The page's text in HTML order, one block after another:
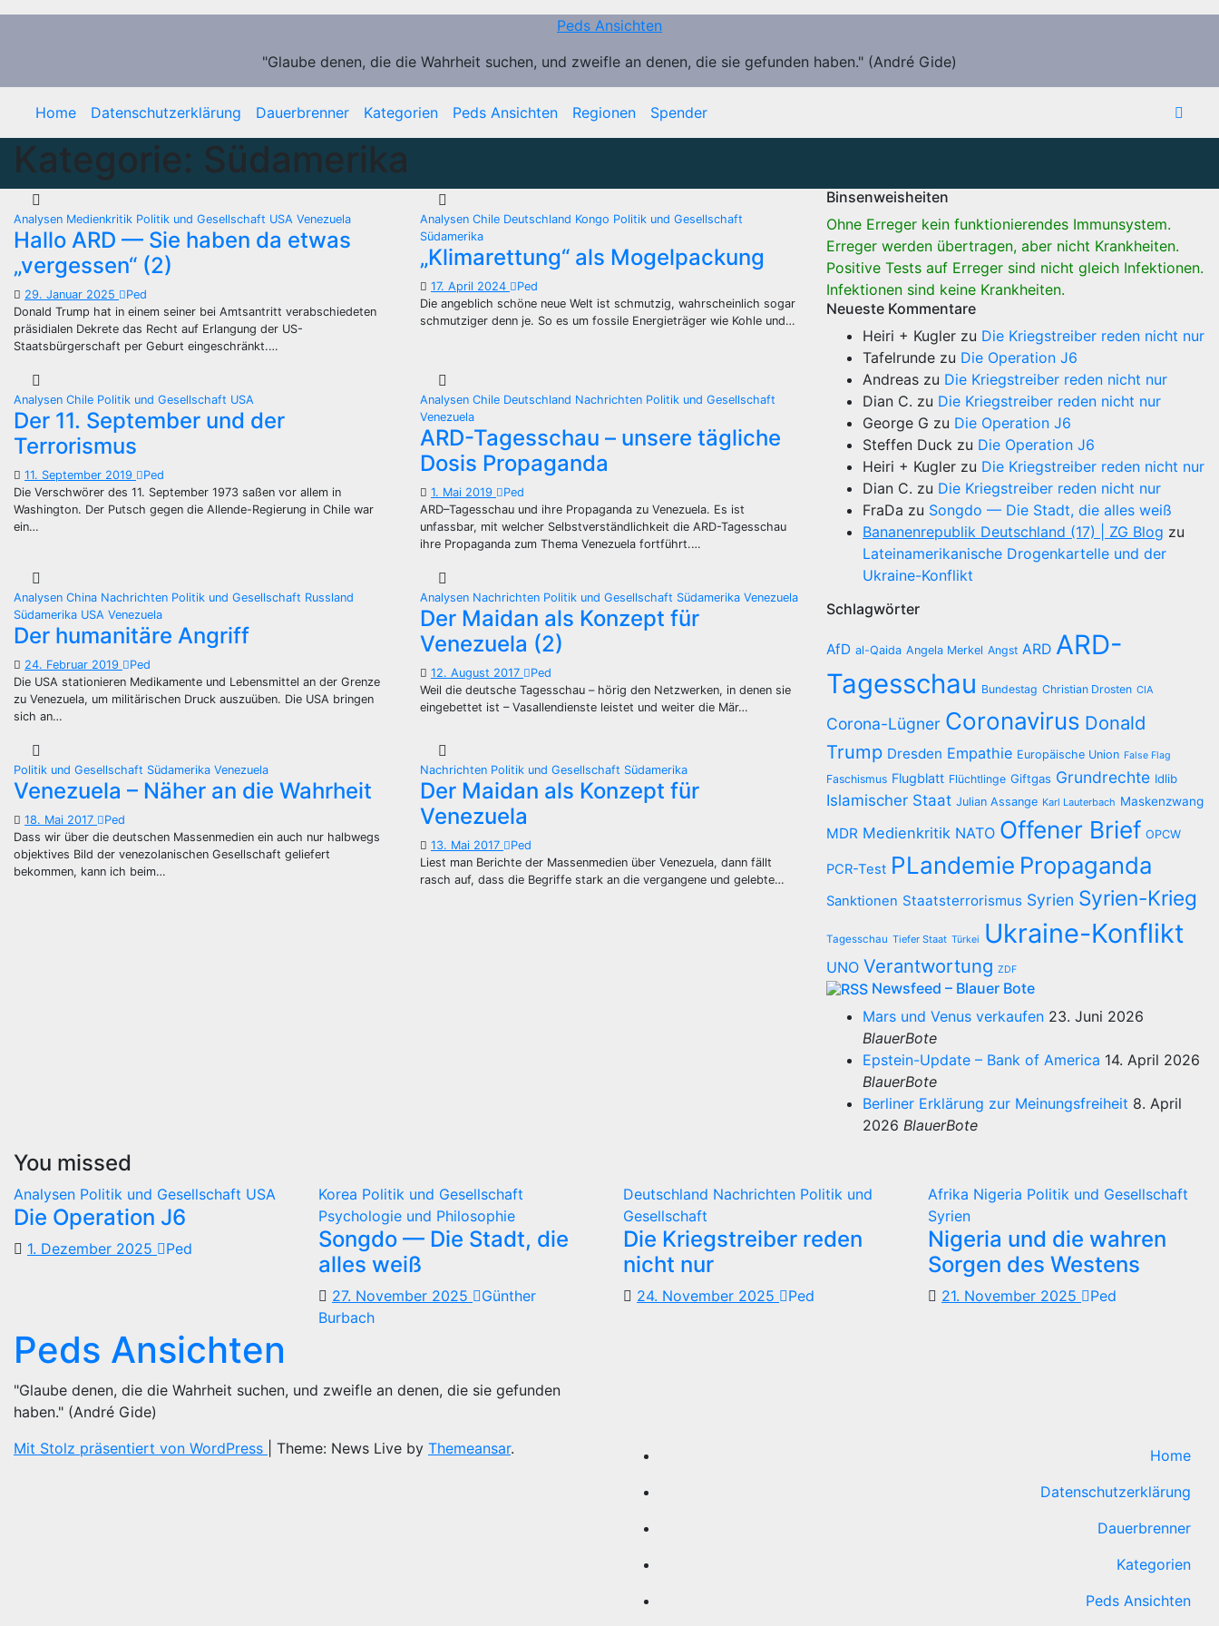
Zum
Peds Ansichten
"Glaube denen, die die Wahrheit suchen, und zweifle an denen, die sie gefunden haben." (André Gide)
Home Datenschutzerklärung Dauerbrenner Kategorien Peds Ansichten Regionen Spender
Kategorie: Südamerika
Analysen Medienkritik Politik und Gesellschaft USA Venezuela
Hallo ARD — Sie haben da etwas
„vergessen“ (2)
29. Januar 2025
Ped
Donald Trump hat in einem seiner bei Amtsantritt verabschiedeten
präsidialen Dekrete das Recht auf Erlangung der US-
Staatsbürgerschaft per Geburt eingeschränkt.…
Analysen Chile Deutschland Kongo Politik und Gesellschaft
Südamerika
„Klimarettung“ als Mogelpackung
17. April 2024
Ped
Die angeblich schöne neue Welt ist schmutzig, wahrscheinlich sogar
schmutziger denn je. So es um fossile Energieträger wie Kohle und…
Analysen Chile Politik und Gesellschaft USA
Der 11. September und der
Terrorismus
11. September 2019
Ped
Die Verschwörer des 11. September 1973 saßen vor allem in
Washington. Der Putsch gegen die Allende-Regierung in Chile war
ein…
Analysen Chile Deutschland Nachrichten Politik und Gesellschaft
Venezuela
ARD-Tagesschau – unsere tägliche
Dosis Propaganda
1. Mai 2019
Ped
ARD–Tagesschau und ihre Propaganda zu Venezuela. Es ist
unfassbar, mit welcher Selbstverständlichkeit die ARD-Tagesschau
ihre Propaganda zum Thema Venezuela fortführt.…
Analysen China Nachrichten Politik und Gesellschaft Russland
Südamerika USA Venezuela
Der humanitäre Angriff
24. Februar 2019
Ped
Die USA stationieren Medikamente und Lebensmittel an der Grenze
zu Venezuela, um militärischen Druck auszuüben. Die USA bringen
sich an…
Analysen Nachrichten Politik und Gesellschaft Südamerika Venezuela
Der Maidan als Konzept für
Venezuela (2)
12. August 2017
Ped
Weil die deutsche Tagesschau – hörig den Netzwerken, in denen sie
eingebettet ist – Vasallendienste leistet und weiter die Mär…
Politik und Gesellschaft Südamerika Venezuela
Venezuela – Näher an die Wahrheit
18. Mai 2017
Ped
Dass wir über die deutschen Massenmedien ein auch nur halbwegs
objektives Bild der venezolanischen Gesellschaft geliefert
bekommen, kann ich beim…
Nachrichten Politik und Gesellschaft Südamerika
Der Maidan als Konzept für
Venezuela
13. Mai 2017
Ped
Liest man Berichte der Massenmedien über Venezuela, dann fällt
rasch auf, dass die Begriffe stark an die vergangene und gelebte…
Binsenweisheiten
Ohne Erreger kein funktionierendes Immunsystem.
Erreger werden übertragen, aber nicht Krankheiten.
Positive Tests auf Erreger sind nicht gleich Infektionen.
Infektionen sind keine Krankheiten.
Neueste Kommentare
Heiri + Kugler zu Die Kriegstreiber reden nicht nur
Tafelrunde zu Die Operation J6
Andreas zu Die Kriegstreiber reden nicht nur
Dian C. zu Die Kriegstreiber reden nicht nur
George G zu Die Operation J6
Steffen Duck zu Die Operation J6
Heiri + Kugler zu Die Kriegstreiber reden nicht nur
Dian C. zu Die Kriegstreiber reden nicht nur
FraDa zu Songdo — Die Stadt, die alles weiß
Bananenrepublik Deutschland (17) | ZG Blog zu
Lateinamerikanische Drogenkartelle und der
Ukraine-Konflikt
Schlagwörter
AfD al-Qaida Angela Merkel Angst ARD ARD-
Tagesschau Bundestag Christian Drosten CIA
Corona-Lügner Coronavirus Donald
Trump Dresden Empathie Europäische Union False Flag
Faschismus Flugblatt Flüchtlinge Giftgas Grundrechte Idlib
Islamischer Staat Julian Assange Karl Lauterbach Maskenzwang
MDR Medienkritik NATO Offener Brief OPCW
PCR-Test PLandemie Propaganda
Sanktionen Staatsterrorismus Syrien Syrien-Krieg
Tagesschau Tiefer Staat Türkei Ukraine-Konflikt
UNO Verantwortung ZDF
Newsfeed – Blauer Bote
Mars und Venus verkaufen 23. Juni 2026
BlauerBote
Epstein-Update – Bank of America 14. April 2026
BlauerBote
Berliner Erklärung zur Meinungsfreiheit 8. April
2026 BlauerBote
You missed
Analysen Politik und Gesellschaft USA
Die Operation J6
1. Dezember 2025 Ped
Korea Politik und Gesellschaft
Psychologie und Philosophie
Songdo — Die Stadt, die
alles weiß
27. November 2025
Günther
Burbach
Deutschland Nachrichten Politik und
Gesellschaft
Die Kriegstreiber reden
nicht nur
24. November 2025 Ped
Afrika Nigeria Politik und Gesellschaft
Syrien
Nigeria und die wahren
Sorgen des Westens
21. November 2025 Ped
Peds Ansichten
"Glaube denen, die die Wahrheit suchen, und zweifle an denen, die sie gefunden
haben." (André Gide)
Mit Stolz präsentiert von WordPress
Theme: News Live by Themeansar.
Home
Datenschutzerklärung
Dauerbrenner
Kategorien
Peds Ansichten